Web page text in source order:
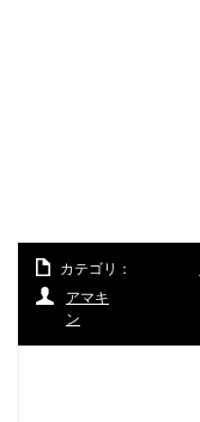
カテゴリ：
アマキ
ン